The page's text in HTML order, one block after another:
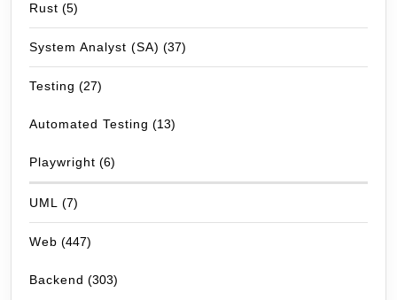
Rust (5)
System Analyst (SA) (37)
Testing (27)
Automated Testing (13)
Playwright (6)
UML (7)
Web (447)
Backend (303)